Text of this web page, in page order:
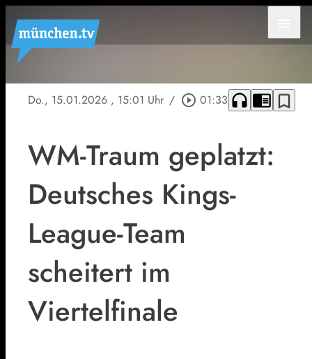
Do., 15.01.2026 , 15:01 Uhr / play_circle_outline 01:33 headphones chrome_reader_mode bookmark_border
WM-Traum geplatzt:
Deutsches Kings-
League-Team
scheitert im
Viertelfinale